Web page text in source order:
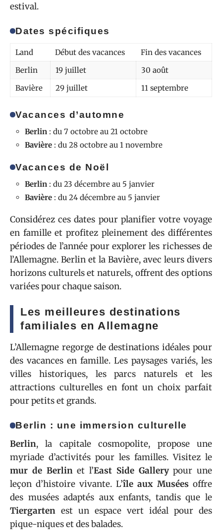
estival.
Dates spécifiques
Land Début des vacances
Fin des vacances
Berlin
19 juillet
30 août
Bavière
29 juillet 11 septembre
Vacances d’automne
Berlin : du 7 octobre au 21 octobre
Bavière : du 28 octobre au 1 novembre
Vacances de Noël
Berlin : du 23 décembre au 5 janvier
Bavière : du 24 décembre au 5 janvier
Considérez ces dates pour planifier votre voyage
en famille et profitez pleinement des différentes
périodes de l’année pour explorer les richesses de
l’Allemagne. Berlin et la Bavière, avec leurs divers
horizons culturels et naturels, offrent des options
variées pour chaque saison.
Les meilleures destinations
familiales en Allemagne
L’Allemagne regorge de destinations idéales pour
des vacances en famille. Les paysages variés, les
villes historiques, les parcs naturels et les
attractions culturelles en font un choix parfait
pour petits et grands.
Berlin : une immersion culturelle
Berlin, la capitale cosmopolite, propose une
myriade d’activités pour les familles. Visitez le
mur de Berlinet l’East Side Gallerypour une
leçon d’histoire vivante. L’île aux Musées offre
des musées adaptés aux enfants, tandis que le
Tiergarten est un espace vert idéal pour des
pique-niques et des balades.